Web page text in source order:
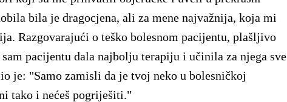
bila je dragocjena, ali za mene najvažnija, koja mi
Razgovarajući o teško bolesnom pacijentu, plašljivo
pacijentu dala najbolju terapiju i učinila za njega sve
je: "Samo zamisli da je tvoj neko u bolesničkoj
tako i nećeš pogriješiti."